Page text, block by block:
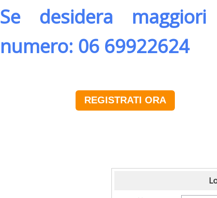
Se desidera
numero: 06 69922624
REGISTRATI ORA